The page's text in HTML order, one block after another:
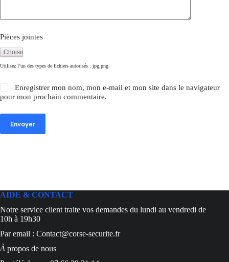
Pièces jointes
Utilisez l’un des types de fichiers autorisés : jpg,png.
Enregistrer mon nom, mon e-mail et mon site dans le navigateur
pour mon prochain commentaire.
Envoyer
AIDE & CONTACT
Notre service client traite vos demandes du lundi au vendredi de
10h à 19h30
Par email : Contact@corse-securite.fr
À propos de nous